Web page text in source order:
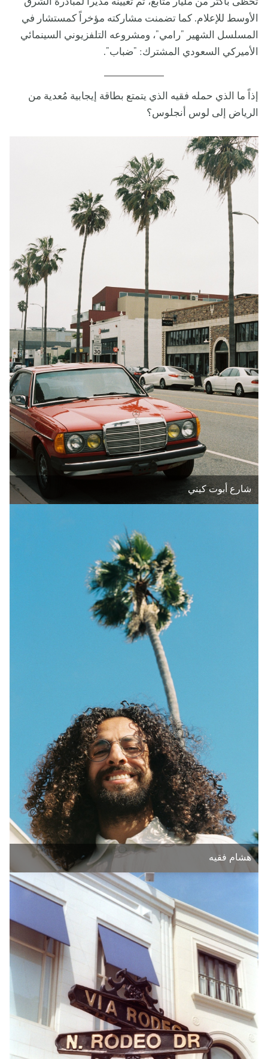
الأوسط للإعلام. كما تضمنت مشاركته مؤخراً كمستشار في
المسلسل الشهير "رامي"، ومشروعه التلفزيوني السينمائي
الأميركي السعودي المشترك: "ضباب".
إذاً ما الذي حمله فقيه الذي يتمتع بطاقة إيجابية مُعدية من
الرياض إلى لوس أنجلوس؟
شارع أبوت كيني
هشام فقيه